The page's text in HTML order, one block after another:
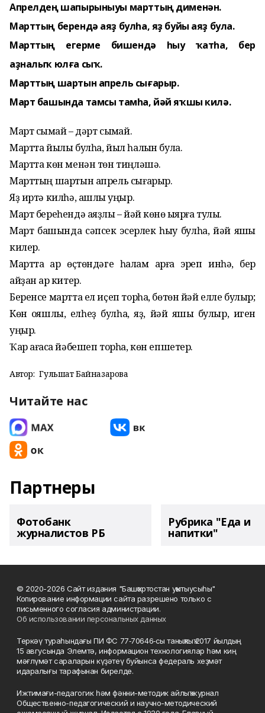
Апрелдең шапырыныуы марттың дименән.
Марттың берендә аяҙ булһа, яҙ буйы аяҙ була.
Марттың егерме бишендә һыу ҡатһа, бер
аҙналыҡ юлға сыҡ.
Марттың шартын апрель сығарыр.
Март башында тамсы тамһа, йәй яҡшы килә.
Март сыҡмай – дәрт сыҡмай.
Мартта йылы булһа, йыл һалҡын була.
Мартта көн менән төн тиңләшә.
Марттың шартын апрель сығарыр.
Яҙ иртә килһә, ашлыҡ уңыр.
Март береһендә аяҙлыҡ – йәй көнө ҡыярға туҡлыҡ.
Март башында сәпсек эсерлек һыу булһа, йәй яҡшы
килер.
Мартта ҡар өҫтөндәге һалам ҡарға эреп инһә, бер
айҙан ҡар китер.
Беренсе мартта ел иҫеп торһа, бөтөн йәй елле булыр;
Көн ҡояшлы, елһеҙ булһа, яҙ, йәй яҡшы булыр, иген
уңыр.
Ҡар ағасҡа йәбешеп торһа, көн епшетер.
Автор: Гульшат Байназарова
Читайте нас
Партнеры
Фотобанк
журналистов РБ
Рубрика "Еда и
напитки"
© 2020-2026 Сайт издания "Башҡортостан уҡытыусыһы"
Копирование информации сайта разрешено только с
письменного согласия администрации.
Об использовании персональных данных
Теркәү тураһындағы ПИ ФС 77‑70646‑сы таныҡлыҡ 2017 йылдың
15 авгусында Элемтә, информацион технологиялар һәм киң
мәғлүмәт сараларын күҙәтеү буйынса федераль хеҙмәт
идаралығы тарафынан бирелде.
Ижтимағи-педагогик һәм фәнни-методик айлыҡ журнал
Общественно-педагогический и научно-методический